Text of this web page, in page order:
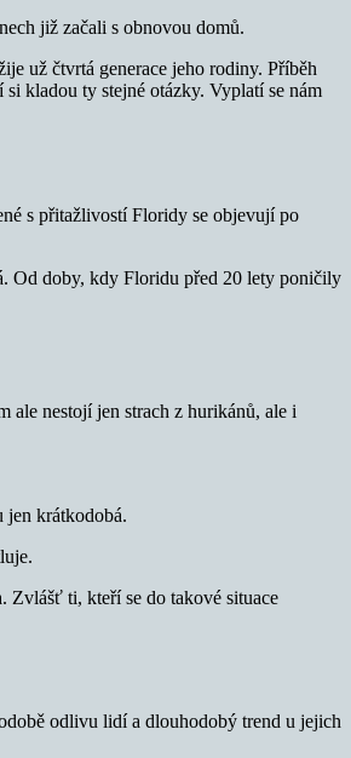
již začali s obnovou domů.
už čtvrtá generace jeho rodiny. Příběh
kladou ty stejné otázky. Vyplatí se nám
s přitažlivostí Floridy se objevují po
Od doby, kdy Floridu před 20 lety poničily
ale nestojí jen strach z hurikánů, ale i
jen krátkodobá.
Zvlášť ti, kteří se do takové situace
odlivu lidí a dlouhodobý trend u jejich